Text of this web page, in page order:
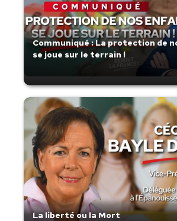
Communiqué : La protection de
se joue sur le terrain !
La liberté ou la Mort